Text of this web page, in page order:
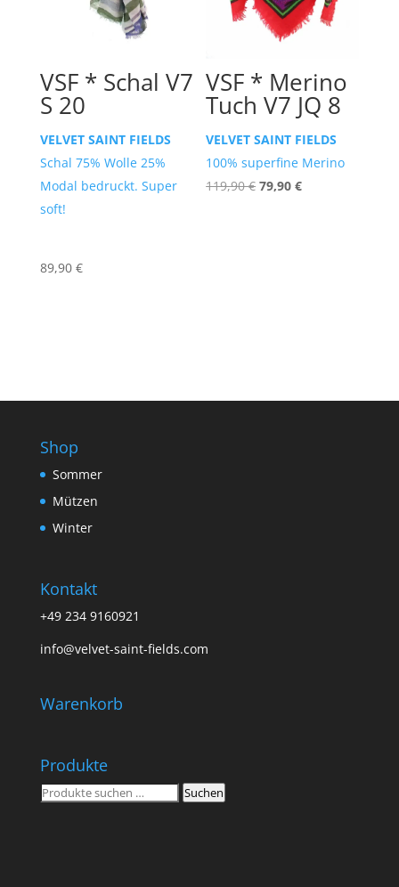
VSF * Schal V7
S 20
VELVET SAINT FIELDS
Schal 75% Wolle 25%
Modal bedruckt. Super
soft!
89,90 €
VSF * Merino
Tuch V7 JQ 8
VELVET SAINT FIELDS
100% superfine Merino
119,90€ Ursprünglicher
79,90€Aktueller
Shop
Sommer
Mützen
Winter
Kontakt
+49 234 9160921
info@velvet-saint-fields.com
Warenkorb
Produkte
Suchen
Suchen